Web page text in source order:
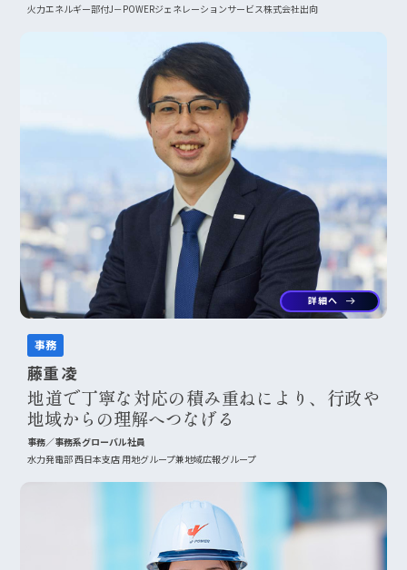
火力エネルギー部付J－POWERジェネレーションサービス株式会社出向
詳細へ arrow_right_alt
事務
藤重 凌
地道で丁寧な対応の積み重ねにより、行政や
地域からの理解へつなげる
事務／事務系グローバル社員
水力発電部 西日本支店 用地グループ兼地域広報グループ